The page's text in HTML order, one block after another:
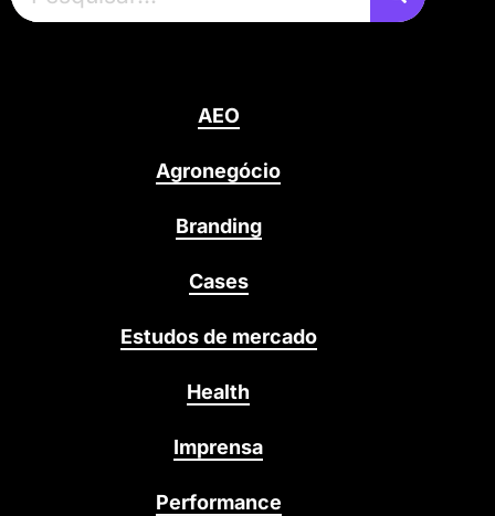
AEO
Agronegócio
Branding
Cases
Estudos de mercado
Health
Imprensa
Performance